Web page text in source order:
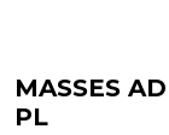
MASSES
PL